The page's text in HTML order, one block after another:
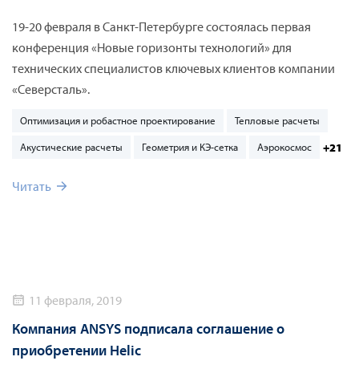
19-20 февраля в Санкт-Петербурге состоялась первая
конференция «Новые горизонты технологий» для
технических специалистов ключевых клиентов компании
«Северсталь».
Оптимизация и робастное проектирование Тепловые расчеты
Акустические расчеты Геометрия и КЭ-сетка Аэрокосмос +21
Читать
11 февраля, 2019
Компания ANSYS подписала соглашение о
приобретении Helic